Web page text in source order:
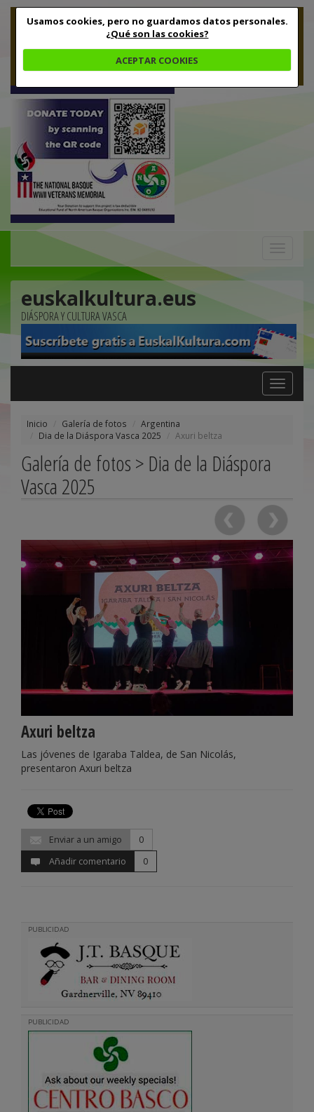
Usamos cookies, pero no guardamos datos personales.
¿Qué son las cookies?
ACEPTAR COOKIES
euskalkultura.eus
DIÁSPORA Y CULTURA VASCA
Toggle
navigation
Inicio Galería de fotos
Argentina
Dia de la Diáspora Vasca 2025
Axuri beltza
Galería de fotos > Dia de la Diáspora
Vasca 2025
Axuri beltza
Las jóvenes de Igaraba Taldea, de San Nicolás,
presentaron Axuri beltza
Enviar a un amigo
0
Añadir comentario
0
PUBLICIDAD
PUBLICIDAD